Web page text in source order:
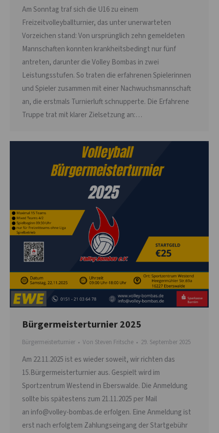
Am Sonntag traf sich die U16 zu einem
Freizeitvolleyballturnier, das unter unerwarteten
Vorzeichen stand: Von ursprünglich zehn gemeldeten
Mannschaften konnten krankheitsbedingt nur fünf
antreten, darunter die Volley Bombas in zwei
Leistungsstufen. So traten die erfahrenen Spielerinnen
und Spieler zusammen mit einer Nachwuchsmannschaft
an, die erstmals Turnierluft schnupperte. Die Erfahrene
Truppe trat mit klarer Zielsetzung an:…
Bürgermeisterturnier 2025
Bürgermeisterturnier Von Steven Fritsche 29. September 2025
Am 22.11.2025 ist es wieder soweit, wir richten das
15.Bürgermeisterturnier aus. Gespielt wird im
Sportzentrum Westend in Eberswalde. Die Anmeldung
sollte bis spätestens zum 21.11.2025 per Mail
an info@volley-bombas.de erfolgen. Eine Anmeldung ist
erst nach erfolgtem Zahlungseingang der Startgebühr